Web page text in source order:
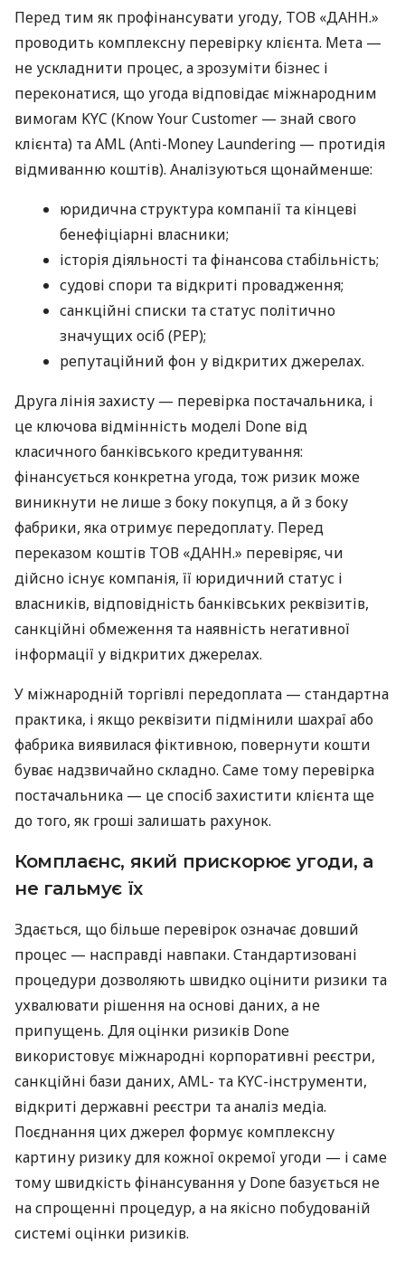
Перед тим як профінансувати угоду, ТОВ «ДАНН.»
проводить комплексну перевірку клієнта. Мета —
не ускладнити процес, а зрозуміти бізнес і
переконатися, що угода відповідає міжнародним
вимогам KYC (Know Your Customer — знай свого
клієнта) та AML (Anti-Money Laundering — протидія
відмиванню коштів). Аналізуються щонайменше:
юридична структура компанії та кінцеві
бенефіціарні власники;
історія діяльності та фінансова стабільність;
судові спори та відкриті провадження;
санкційні списки та статус політично
значущих осіб (PEP);
репутаційний фон у відкритих джерелах.
Друга лінія захисту — перевірка постачальника, і
це ключова відмінність моделі Done від
класичного банківського кредитування:
фінансується конкретна угода, тож ризик може
виникнути не лише з боку покупця, а й з боку
фабрики, яка отримує передоплату. Перед
переказом коштів ТОВ «ДАНН.» перевіряє, чи
дійсно існує компанія, її юридичний статус і
власників, відповідність банківських реквізитів,
санкційні обмеження та наявність негативної
інформації у відкритих джерелах.
У міжнародній торгівлі передоплата — стандартна
практика, і якщо реквізити підмінили шахраї або
фабрика виявилася фіктивною, повернути кошти
буває надзвичайно складно. Саме тому перевірка
постачальника — це спосіб захистити клієнта ще
до того, як гроші залишать рахунок.
Комплаєнс, який прискорює угоди, а
не гальмує їх
Здається, що більше перевірок означає довший
процес — насправді навпаки. Стандартизовані
процедури дозволяють швидко оцінити ризики та
ухвалювати рішення на основі даних, а не
припущень. Для оцінки ризиків Done
використовує міжнародні корпоративні реєстри,
санкційні бази даних, AML- та KYC-інструменти,
відкриті державні реєстри та аналіз медіа.
Поєднання цих джерел формує комплексну
картину ризику для кожної окремої угоди — і саме
тому швидкість фінансування у Done базується не
на спрощенні процедур, а на якісно побудованій
системі оцінки ризиків.